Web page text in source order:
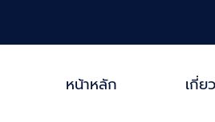
หน้าหลัก เกี่ย